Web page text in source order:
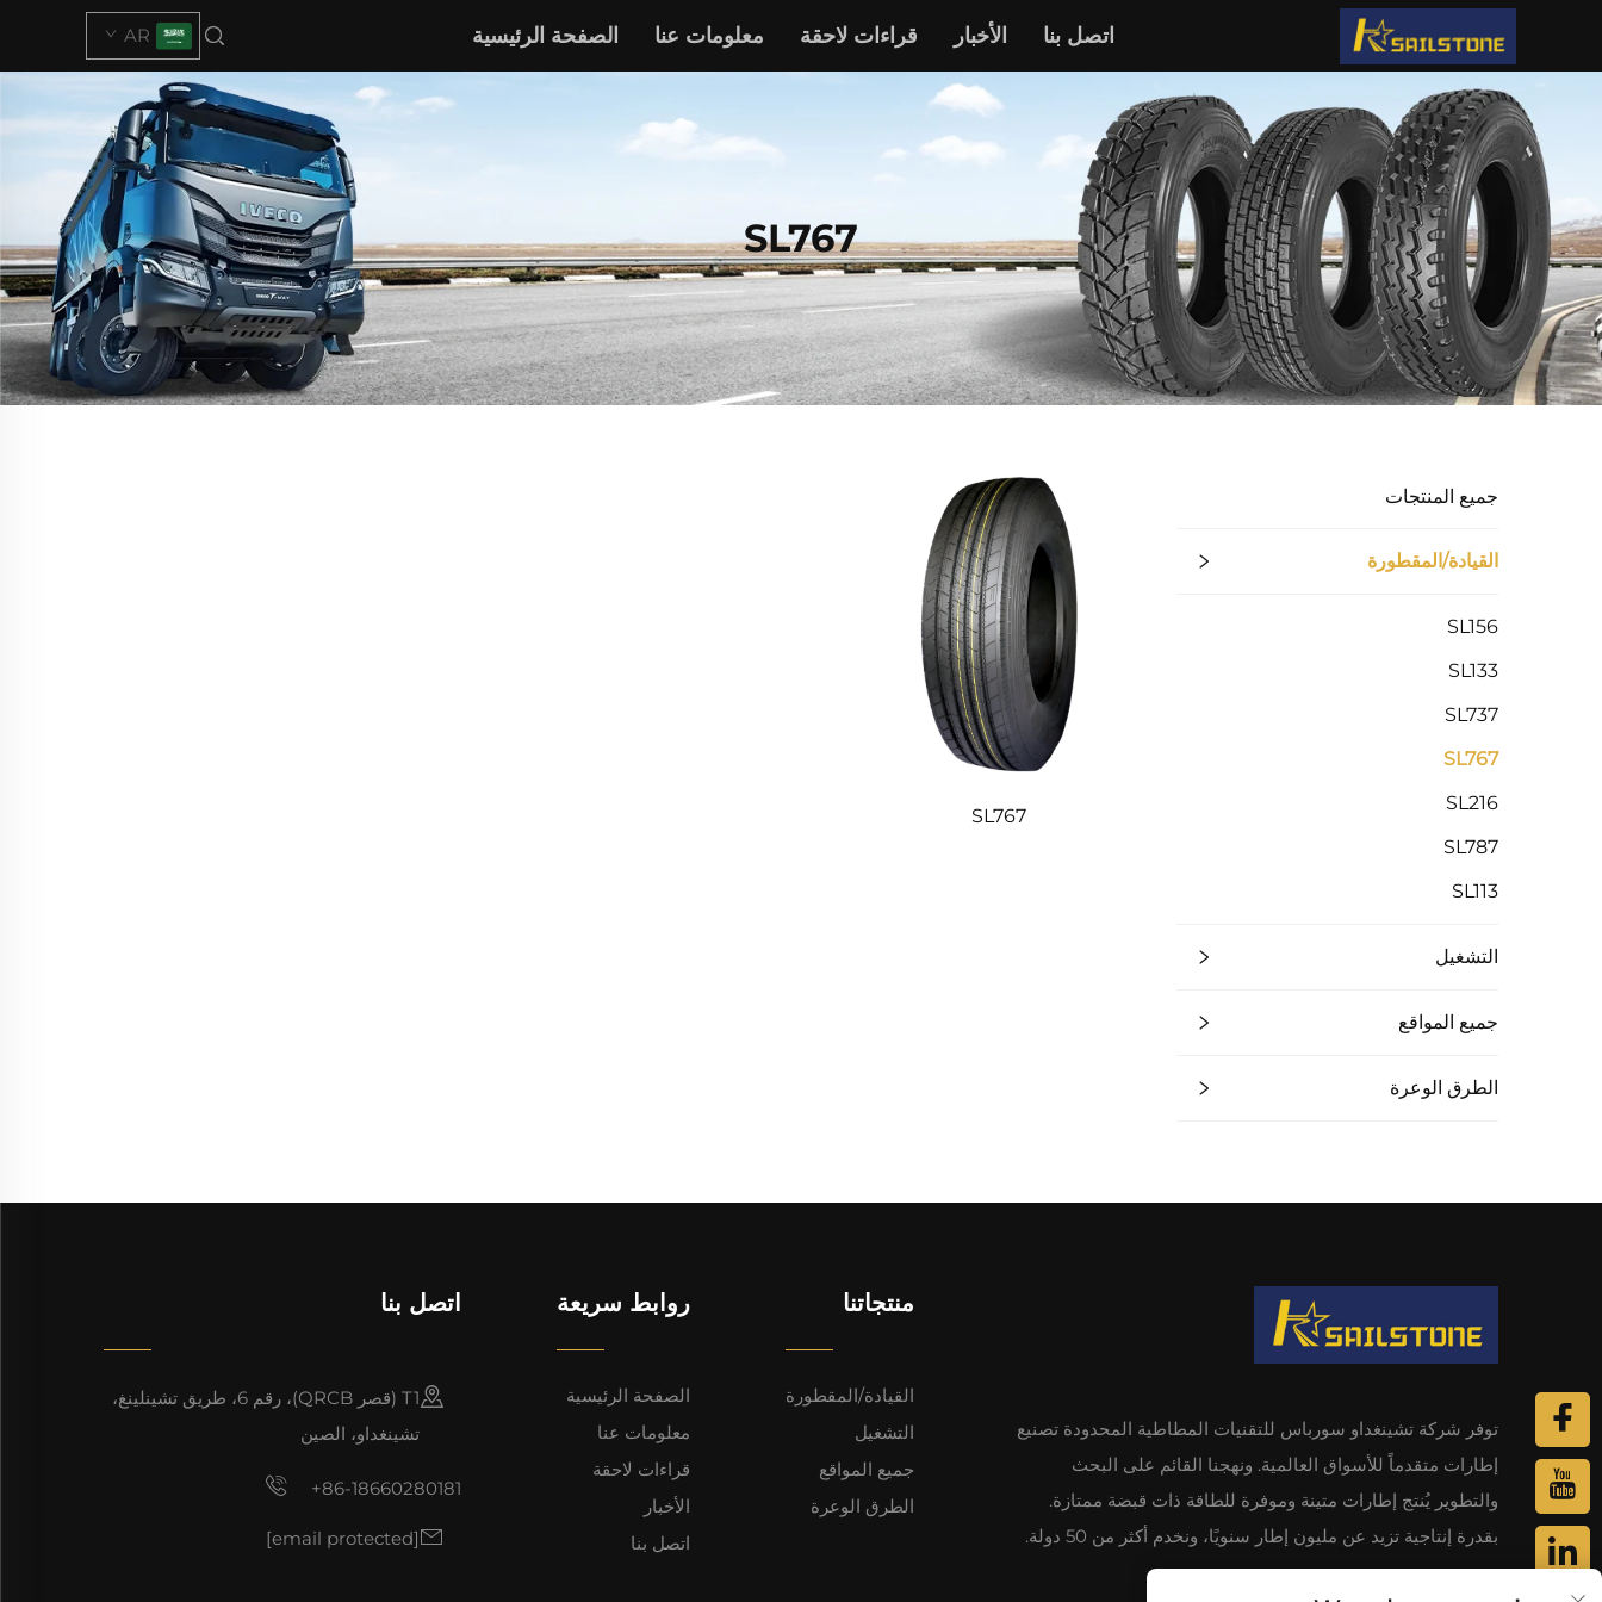
الصفحة الرئيسية معلومات عنا قراءات لاحقة الأخبار اتصل بنا AR
SL767
جميع المنتجات
القيادة/المقطورة
SL156
SL133
SL737
SL767
SL216
SL787
SL113
التشغيل
جميع المواقع
الطرق الوعرة
SL767
توفر شركة تشينغداو سورباس للتقنيات المطاطية المحدودة تصنيع
إطارات متقدماً للأسواق العالمية. ونهجنا القائم على البحث
والتطوير يُنتج إطارات متينة وموفرة للطاقة ذات قبضة ممتازة.
بقدرة إنتاجية تزيد عن مليون إطار سنويًا، ونخدم أكثر من 50 دولة.
منتجاتنا
القيادة/المقطورة
التشغيل
جميع المواقع
الطرق الوعرة
روابط سريعة
الصفحة الرئيسية
معلومات عنا
قراءات لاحقة
الأخبار
اتصل بنا
اتصل بنا
T1 (قصر QRCB)، رقم 6، طريق تشينلينغ،
تشينغداو، الصين
+86-18660280181
[email protected]